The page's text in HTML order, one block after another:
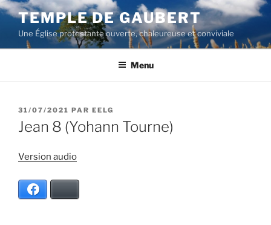
Aller
contenu
principal
TEMPLE DE GAUBERT
Une Église protestante ouverte, chaleureuse et conviviale
Menu
PUBLIÉ
LE
31/07/2021 PAR EELG
Jean 8 (Yohann Tourne)
Version audio